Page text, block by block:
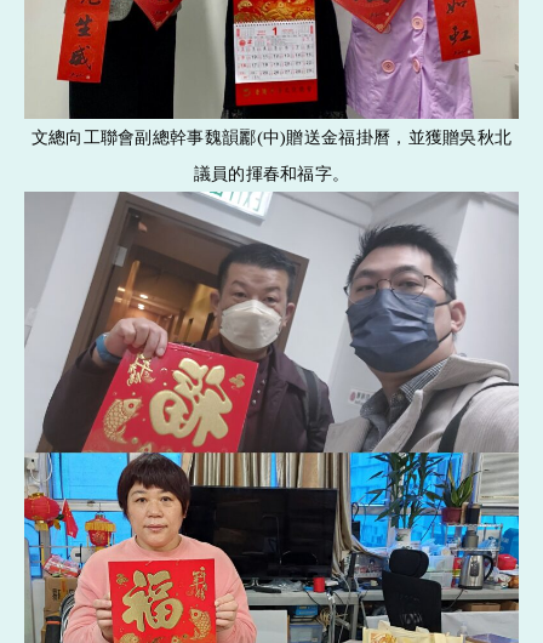
文總向工聯會副總幹事魏韻酈(中)贈送金福掛曆，並獲贈吳秋北
議員的揮春和福字。